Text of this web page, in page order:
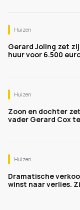
Huizen
Gerard Joling zet
huur voor 6.500
Huizen
Zoon en dochter
vader Gerard Cox
Huizen
Dramatische
winst naar verlies.